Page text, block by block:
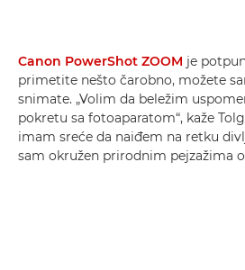
Canon PowerShot ZOOM je
primetite nešto čarobno, možete
snimate. „Volim da beležim
pokretu sa fotoaparatom“, kaže
imam sreće da naiđem na retku
sam okružen prirodnim pejzažima